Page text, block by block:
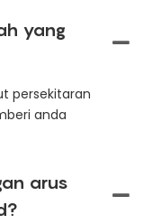
yang
persekitaran
anda
arus